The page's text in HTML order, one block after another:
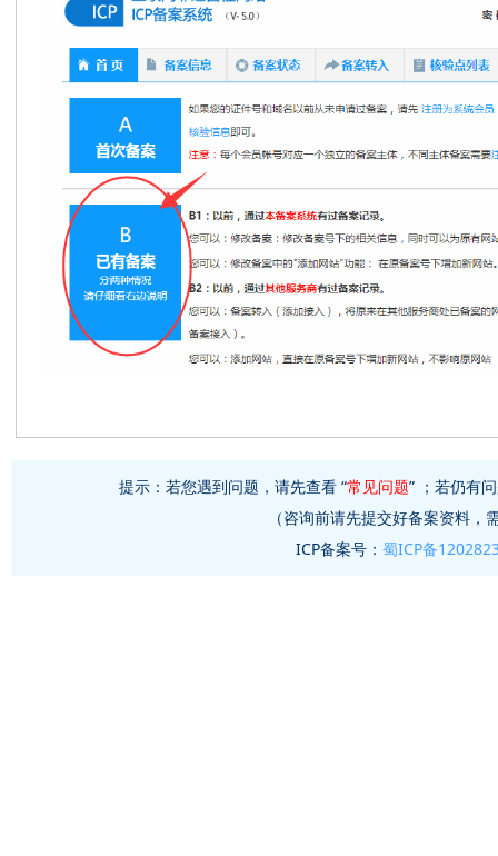
提示：若您遇到问题，请先查看 “常见问题” ；若仍有
（咨询前请先提交好备案资料
ICP备案号： 蜀ICP备